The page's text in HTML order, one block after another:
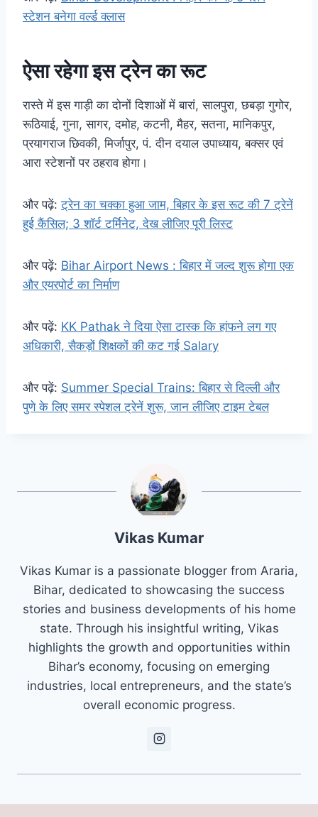
स्टेशन बनेगा वर्ल्ड क्लास
ऐसा रहेगा इस ट्रेन का रूट
रास्ते में इस गाड़ी का दोनों दिशाओं में बारां, सालपुरा, छबड़ा गुगोर,
रूठियाई, गुना, सागर, दमोह, कटनी, मैहर, सतना, मानिकपुर,
प्रयागराज छिवकी, मिर्जापुर, पं. दीन दयाल उपाध्याय, बक्सर एवं
आरा स्टेशनों पर ठहराव होगा।
और पढ़ें:ट्रेन का चक्का हुआ जाम, बिहार के इस रूट की 7 ट्रेनें
हुई कैंसिल; 3 शॉर्ट टर्मिनेट, देख लीजिए पूरी लिस्ट
और पढ़ें: Bihar Airport News : बिहार में जल्द शुरू होगा एक
और एयरपोर्ट का निर्माण
और पढ़ें: KK Pathak ने दिया ऐसा टास्क कि हांफने लग गए
अधिकारी, सैकड़ों शिक्षकों की कट गई Salary
और पढ़ें: Summer Special Trains: बिहार से दिल्ली और
पुणे के लिए समर स्पेशल ट्रेनें शुरू, जान लीजिए टाइम टेबल
Vikas Kumar
Vikas Kumar is a passionate blogger from Araria,
Bihar, dedicated to showcasing the success
stories and business developments of his home
state. Through his insightful writing, Vikas
highlights the growth and opportunities within
Bihar’s economy, focusing on emerging
industries, local entrepreneurs, and the state’s
overall economic progress.